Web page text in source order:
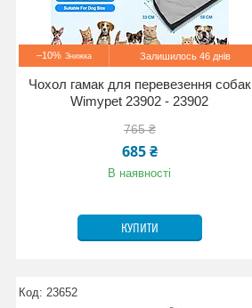
–10% Залишилось 46 днів
Чохол гамак для перевезення собак
Wimypet 23902 - 23902
765 ₴
685 ₴
В наявності
КУПИТИ
23652